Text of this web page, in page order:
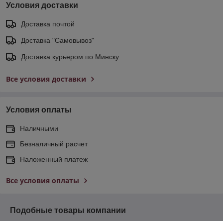
Условия доставки
Доставка почтой
Доставка "Самовывоз"
Доставка курьером по Минску
Все условия доставки
Условия оплаты
Наличными
Безналичный расчет
Наложенный платеж
Все условия оплаты
Подобные товары компании